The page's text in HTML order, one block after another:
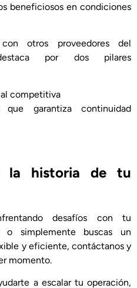
beneficiosos en condiciones
otros proveedores del
por dos pilares
competitiva
garantiza continuidad
la historia de tu
desafíos con tu
o simplemente buscas un
y eficiente, contáctanos y
momento.
a escalar tu operación,